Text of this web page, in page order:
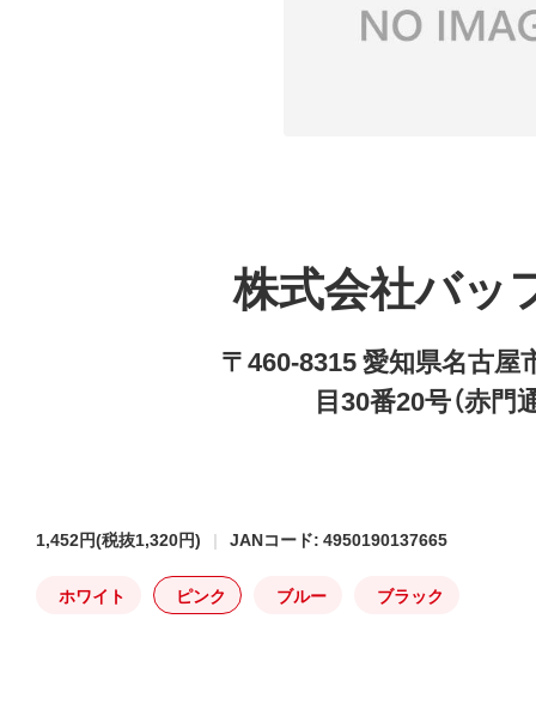
株式会社バッ
〒460-8315 愛知県名古屋
目30番20号（赤門
1,452円(税抜1,320円) JANコード: 4950190137665
ホワイト ピンク ブルー ブラック